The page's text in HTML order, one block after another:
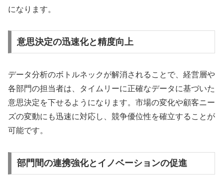
になります。
意思決定の迅速化と精度向上
データ分析のボトルネックが解消されることで、経営層や
各部門の担当者は、タイムリーに正確なデータに基づいた
意思決定を下せるようになります。市場の変化や顧客ニー
ズの変動にも迅速に対応し、競争優位性を確立することが
可能です。
部門間の連携強化とイノベーションの促進